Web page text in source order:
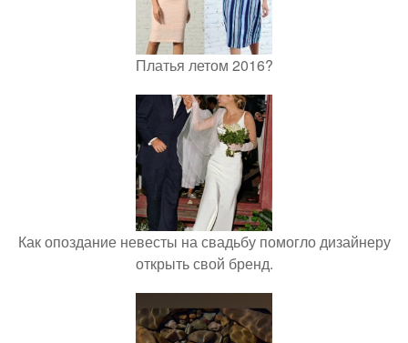
Платья летом 2016?
Как опоздание невесты на свадьбу помогло дизайнеру
открыть свой бренд.